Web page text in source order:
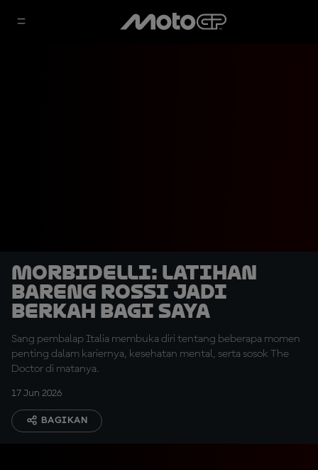
Morbidelli: Latihan
Bareng Rossi Jadi
Berkah bagi Saya
Sang pembalap Italia membuka diri tentang beberapa momen
penting dalam kariernya, kesehatan mental, serta sosok The
Doctor di matanya.
17 Jun 2026
BAGIKAN